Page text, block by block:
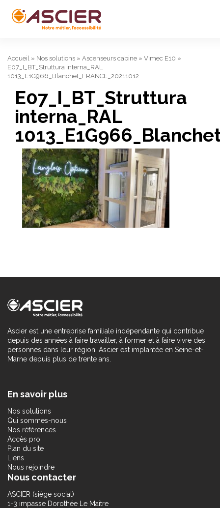
Accueil » Nos solutions » Ascenseurs cabine » Vimec E10 »
E07_I_BT_Struttura interna_RAL
1013_E1G966_Blanchet_FRANCE_20211012
E07_I_BT_Struttura
interna_RAL
Ascier est une entreprise familiale indépendante qui contribue
depuis des années à faire travailler, à former et à faire vivre des
personnes dans leur région. Ascier est implantée en Seine-et-
Marne depuis plus de trente ans.
En savoir plus
Nos solutions
Qui sommes-nous
Nos références
Accès pro
Plan du site
Liens
Nous rejoindre
Nous contacter
ASCIER (siège social)
1-3 impasse Dorothée Le Maitre